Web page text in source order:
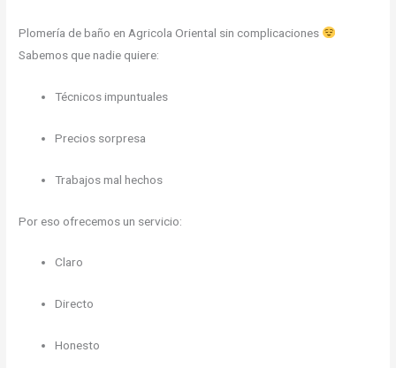
Plomería de baño en Agricola Oriental sin complicaciones
Sabemos que nadie quiere:
Técnicos impuntuales
Precios sorpresa
Trabajos mal hechos
Por eso ofrecemos un servicio:
Claro
Directo
Honesto